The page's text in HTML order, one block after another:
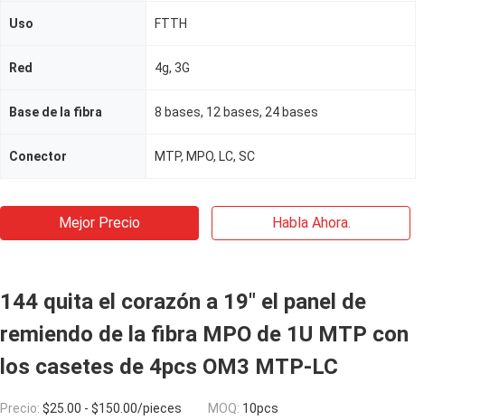
Uso FTTH
Red 4g, 3G
Base de la fibra 8 bases, 12 bases, 24 bases
Conector MTP, MPO, LC, SC
Mejor Precio Habla Ahora.
144 quita el corazón a 19" el panel de
remiendo de la fibra MPO de 1U MTP con
los casetes de 4pcs OM3 MTP-LC
Precio: $25.00 - $150.00/pieces MOQ: 10pcs